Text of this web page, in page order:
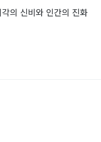
니다.”
의 지형을 치밀한 자료
전문가는 물론 의료의
미 있는 시선을 제공한
모든 이들에게 한 번쯤
의 신비와 인간의 진화
속에서 작동하는 의사들
진화 … 145